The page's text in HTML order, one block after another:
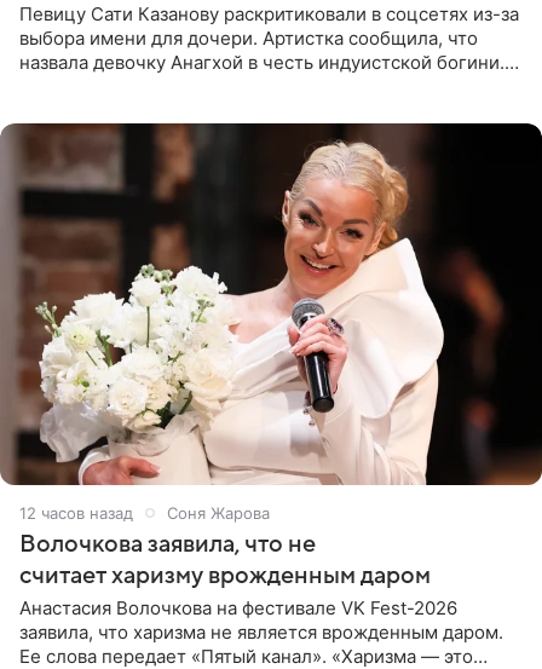
Певицу Сати Казанову раскритиковали в соцсетях из-за
выбора имени для дочери. Артистка сообщила, что
назвала девочку Анагхой в честь индуистской богини.
12 часов назад Соня Жарова
Волочкова заявила, что не
считает харизму врожденным даром
Анастасия Волочкова на фестивале VK Fest-2026
заявила, что харизма не является врожденным даром.
Ее слова передает «Пятый канал». «Харизма — это